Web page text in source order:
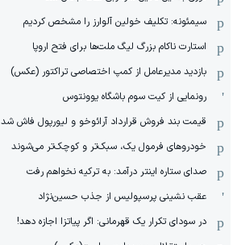
سیمئونه: تکلیف خولین آلوارز را مشخص کردیم
استارت ناکام بزرگ لیگ ملت‌ها برای فتح اروپا
بازدید مدیرعامل از کمپ اختصاصی تراکتور (عکس)
رونمایی از کیت سوم باشگاه یوونتوس
قیمت بند فروش قرارداد آرائوخو و لیورپول فاش شد
خودروهای فرمول یک، سبک‌تر و کوچک‌تر می‌شوند
صدای ستاره اینتر درآمد: به ترکیه نخواهم رفت
عقب نشینی پرسپولیس از جذب حسین‌نژاد
در سودای تکرار یک قهرمانی: اگر پیاتزا اجازه دهد!